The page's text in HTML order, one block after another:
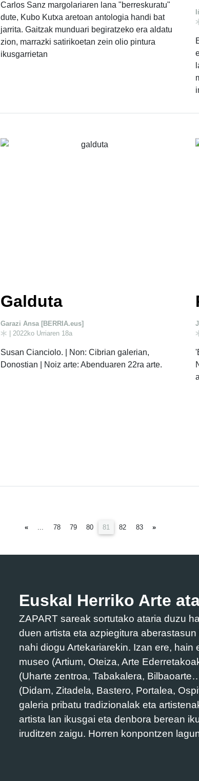
Carlos Sanz margolariaren lana "berreskuratu"
dute, Kubo Kutxa aretoan antologia handi bat
jarrita. Gaitzak munduari begiratzeko era aldatu
zion, marrazki satirikoetan zein olio pintura
ikusgarrietan
Galduta
Garazi Ansa [BERRIA.eus]
| 2022ko Urriaren 18a
Susan Cianciolo. | Non: Cibrian galerian,
Donostian | Noiz arte: Abenduaren 22ra arte.
« 78 79 80 81 (current)
82 83 »
Euskal Herriko Arte
ZAPART sareak sortutako ataria duzu
duen artista eta azpiegitura
nahi diogu Artekariarekin. Izan ere, hain
museo (Artium, Oteiza, Arte
(Uharte zentroa, Tabakalera,
(Didam, Zitadela, Bastero, Portalea,
galeria pribatu tradizionalak eta
artista lan ikusgai eta denbora berean
iruditzen zaigu. Horren konpontzen